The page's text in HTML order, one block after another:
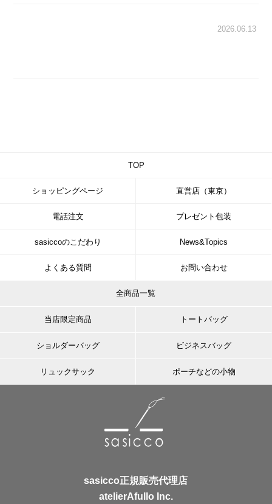
2026.06.13
TOP
ショッピングページ 直営店（東京）
電話注文 プレゼント包装
sasiccoのこだわり News&Topics
よくある質問 お問い合わせ
全商品一覧
当店限定商品 トートバッグ
ショルダーバッグ ビジネスバッグ
リュックサック ポーチなどの小物
sasicco正規販売代理店
atelierAfullo Inc.